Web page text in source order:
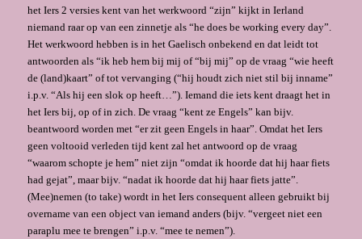
het Iers 2 versies kent van het werkwoord “zijn” kijkt in Ierland
niemand raar op van een zinnetje als “he does be working every day”.
Het werkwoord hebben is in het Gaelisch onbekend en dat leidt tot
antwoorden als “ik heb hem bij mij of “bij mij” op de vraag “wie heeft
de (land)kaart” of tot vervanging (“hij houdt zich niet stil bij inname”
i.p.v. “Als hij een slok op heeft…”). Iemand die iets kent draagt het in
het Iers bij, op of in zich. De vraag “kent ze Engels” kan bijv.
beantwoord worden met “er zit geen Engels in haar”. Omdat het Iers
geen voltooid verleden tijd kent zal het antwoord op de vraag
“waarom schopte je hem” niet zijn “omdat ik hoorde dat hij haar fiets
had gejat”, maar bijv. “nadat ik hoorde dat hij haar fiets jatte”.
(Mee)nemen (to take) wordt in het Iers consequent alleen gebruikt bij
overname van een object van iemand anders (bijv. “vergeet niet een
paraplu mee te brengen” i.p.v. “mee te nemen”).